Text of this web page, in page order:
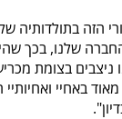
הזה בתולדותיה
שלנו, בכך
בצומת
באחיי